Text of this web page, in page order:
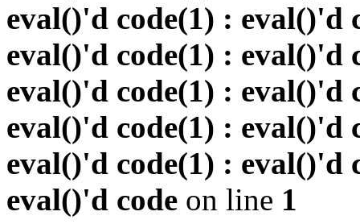
eval()'d code(1) : eval()'d
eval()'d code(1) : eval()'d
eval()'d code(1) : eval()'d
eval()'d code(1) : eval()'d
eval()'d code(1) : eval()'d
eval()'d code on line 1